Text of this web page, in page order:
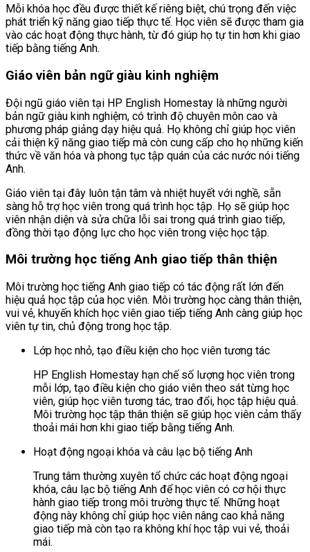
Mỗi khóa học đều được thiết kế riêng biệt, chú trọng đến việc
phát triển kỹ năng giao tiếp thực tế. Học viên sẽ được tham gia
vào các hoạt động thực hành, từ đó giúp họ tự tin hơn khi giao
tiếp bằng tiếng Anh.
Giáo viên bản ngữ giàu kinh nghiệm
Đội ngũ giáo viên tại HP English Homestay là những người
bản ngữ giàu kinh nghiệm, có trình độ chuyên môn cao và
phương pháp giảng dạy hiệu quả. Họ không chỉ giúp học viên
cải thiện kỹ năng giao tiếp mà còn cung cấp cho họ những kiến
thức về văn hóa và phong tục tập quán của các nước nói tiếng
Anh.
Giáo viên tại đây luôn tận tâm và nhiệt huyết với nghề, sẵn
sàng hỗ trợ học viên trong quá trình học tập. Họ sẽ giúp học
viên nhận diện và sửa chữa lỗi sai trong quá trình giao tiếp,
đồng thời tạo động lực cho học viên trong việc học tập.
Môi trường học tiếng Anh giao tiếp thân thiện
Môi trường học tiếng Anh giao tiếp có tác động rất lớn đến
hiệu quả học tập của học viên. Môi trường học càng thân thiện,
vui vẻ, khuyến khích học viên giao tiếp tiếng Anh càng giúp học
viên tự tin, chủ động trong học tập.
Lớp học nhỏ, tạo điều kiện cho học viên tương tác
HP English Homestay hạn chế số lượng học viên trong
mỗi lớp, tạo điều kiện cho giáo viên theo sát từng học
viên, giúp học viên tương tác, trao đổi, học tập hiệu quả.
Môi trường học tập thân thiện sẽ giúp học viên cảm thấy
thoải mái hơn khi giao tiếp bằng tiếng Anh.
Hoạt động ngoại khóa và câu lạc bộ tiếng Anh
Trung tâm thường xuyên tổ chức các hoạt động ngoại
khóa, câu lạc bộ tiếng Anh để học viên có cơ hội thực
hành giao tiếp trong môi trường thực tế. Những hoạt
động này không chỉ giúp học viên nâng cao khả năng
giao tiếp mà còn tạo ra không khí học tập vui vẻ, thoải
mái.